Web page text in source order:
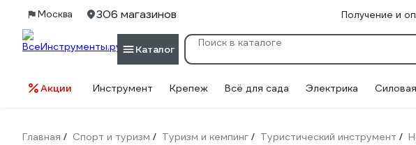
Москва 306 магазинов Получение и
Каталог
Акции Инструмент Крепеж Всё для сада Электрика
Главная / Спорт и туризм / Туризм и кемпинг / Туристический инструмент /